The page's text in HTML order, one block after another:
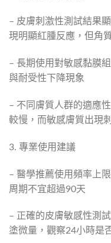
– 皮膚刺激性測試結果
現明顯紅腫反應，但角
– 長期使用對敏感黏膜
與耐受性下降現象
– 不同膚質人群的適應
較慢，而敏感膚質出現
3. 專業使用建議
– 醫學推薦使用頻率上
周期不宜超過90天
– 正確的皮膚敏感性測
塗微量，觀察24小時是